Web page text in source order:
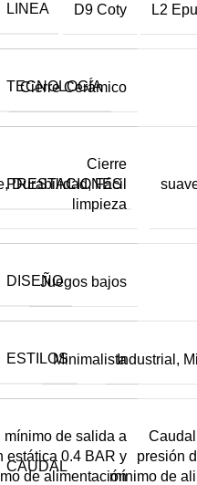
D9 Coty
Cierre Cerámico
Cierre
Durabilidad, Fácil
limpieza
Juegos bajos
Minimalista
mínimo de salida a
estática 0.4 BAR y
de alimentación
LINEA L2
TECNOLOGÍA
PRESTACIONES
DISEÑO
ESTILOS Industrial,
CAUDAL
presión
mínimo de